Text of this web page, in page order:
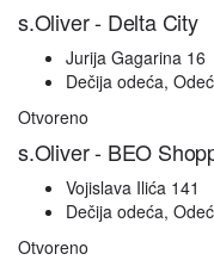
s.Oliver - Delta City
Jurija Gagarina 16
Dečija odeća,
Otvoreno
s.Oliver - BEO
Vojislava Ilića 141
Dečija odeća,
Otvoreno